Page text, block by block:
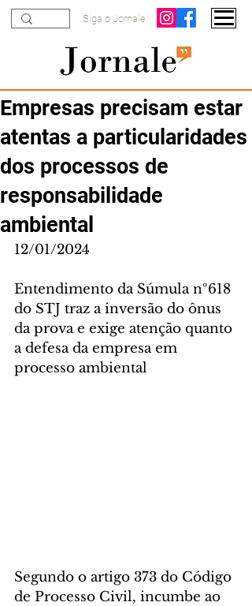
Siga o Jornale
Empresas precisam estar
atentas a particularidades
dos processos de
responsabilidade
ambiental
12/01/2024
Entendimento da Súmula nº618
do STJ traz a inversão do ônus
da prova e exige atenção quanto
a defesa da empresa em
processo ambiental
Segundo o artigo 373 do Código
de Processo Civil, incumbe ao